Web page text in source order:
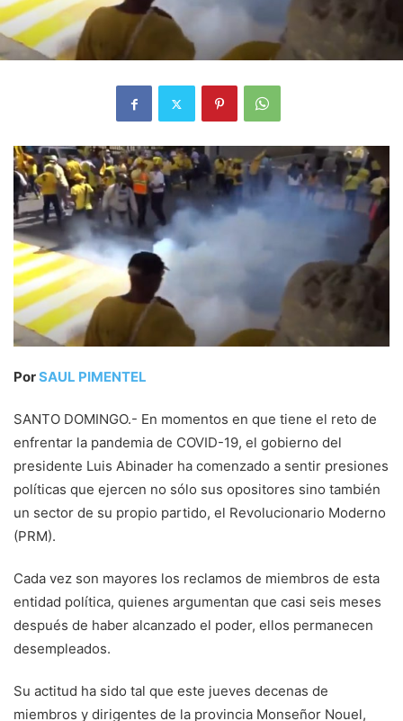
PorSAUL PIMENTEL
SANTO DOMINGO.- En momentos en que tiene el reto de
enfrentar la pandemia de COVID-19, el gobierno del
presidente Luis Abinader ha comenzado a sentir presiones
políticas que ejercen no sólo sus opositores sino también
un sector de su propio partido, el Revolucionario Moderno
(PRM).
Cada vez son mayores los reclamos de miembros de esta
entidad política, quienes argumentan que casi seis meses
después de haber alcanzado el poder, ellos permanecen
desempleados.
Su actitud ha sido tal que este jueves decenas de
miembros y dirigentes de la provincia Monseñor Nouel,